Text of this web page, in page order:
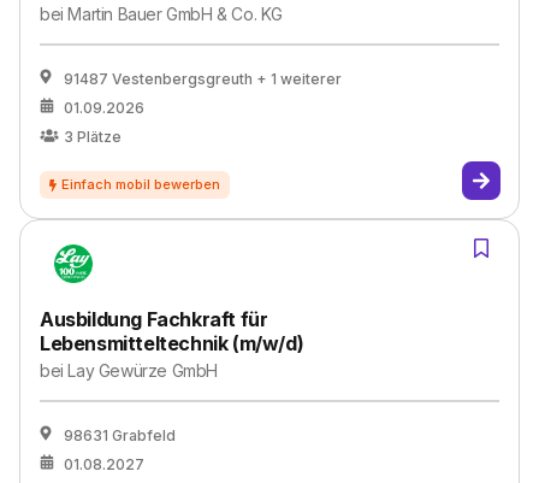
beiMartin Bauer GmbH & Co. KG
91487 Vestenbergsgreuth + 1 weiterer
01.09.2026
3 Plätze
Ausbildung Fachkraft für
Lebensmitteltechnik (m/w/d)
beiLay Gewürze GmbH
98631 Grabfeld
01.08.2027